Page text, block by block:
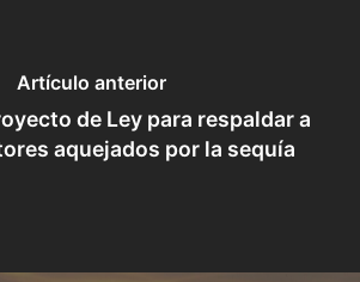
Artículo anterior
de Ley para respaldar a
aquejados por la sequía